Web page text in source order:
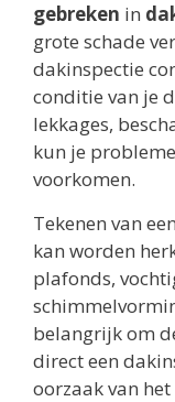
gebreken in
grote schade
dakinspectie
conditie van je
lekkages,
kun je
voorkomen.
Tekenen van een
kan worden
plafonds,
belangrijk om
direct een
oorzaak van